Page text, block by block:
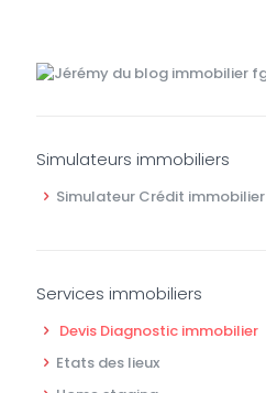
Simulateurs immobiliers
Simulateur Crédit immobilier
Services immobiliers
Devis Diagnostic immobilier
Etats des lieux